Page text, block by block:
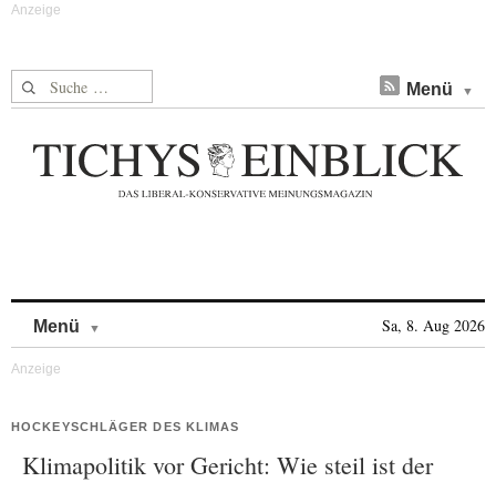
Suche nach: Menü
Menü Sa, 8. Aug 2026
HOCKEYSCHLÄGER DES KLIMAS
Klimapolitik vor Gericht: Wie steil ist der